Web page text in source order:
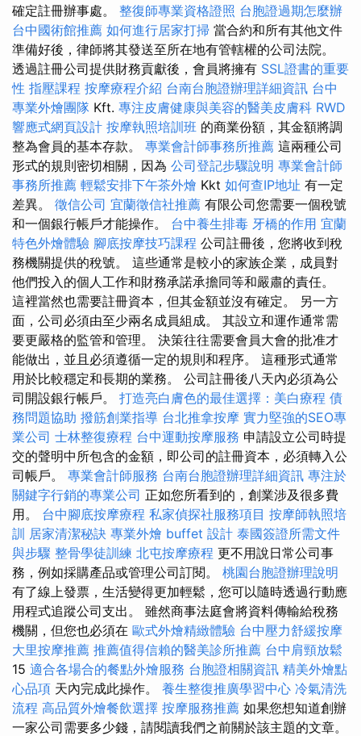
確定註冊辦事處。 整復師專業資格證照 台胞證過期怎麼辦
台中國術館推薦 如何進行居家打掃 當合約和所有其他文件
準備好後，律師將其發送至所在地有管轄權的公司法院。
透過註冊公司提供財務貢獻後，會員將擁有 SSL證書的重要
性 指壓課程 按摩療程介紹 台南台胞證辦理詳細資訊 台中
專業外燴團隊 Kft. 專注皮膚健康與美容的醫美皮膚科 RWD
響應式網頁設計 按摩執照培訓班 的商業份額，其金額將調
整為會員的基本存款。 專業會計師事務所推薦 這兩種公司
形式的規則密切相關，因為 公司登記步驟說明 專業會計師
事務所推薦 輕鬆安排下午茶外燴 Kkt 如何查IP地址 有一定
差異。 徵信公司 宜蘭徵信社推薦 有限公司您需要一個稅號
和一個銀行帳戶才能操作。 台中養生排毒 牙橋的作用 宜蘭
特色外燴體驗 腳底按摩技巧課程 公司註冊後，您將收到稅
務機關提供的稅號。 這些通常是較小的家族企業，成員對
他們投入的個人工作和財務承諾承擔同等和嚴肅的責任。
這裡當然也需要註冊資本，但其金額並沒有確定。 另一方
面，公司必須由至少兩名成員組成。 其設立和運作通常需
要更嚴格的監管和管理。 決策往往需要會員大會的批准才
能做出，並且必須遵循一定的規則和程序。 這種形式通常
用於比較穩定和長期的業務。 公司註冊後八天內必須為公
司開設銀行帳戶。 打造亮白膚色的最佳選擇：美白療程 債
務問題協助 撥筋創業指導 台北推拿按摩 實力堅強的SEO專
業公司 士林整復療程 台中運動按摩服務 申請設立公司時提
交的聲明中所包含的金額，即公司的註冊資本，必須轉入公
司帳戶。 專業會計師服務 台南台胞證辦理詳細資訊 專注於
關鍵字行銷的專業公司 正如您所看到的，創業涉及很多費
用。 台中腳底按摩療程 私家偵探社服務項目 按摩師執照培
訓 居家清潔秘訣 專業外燴 buffet 設計 泰國簽證所需文件
與步驟 整骨學徒訓練 北屯按摩療程 更不用說日常公司事
務，例如採購產品或管理公司訂閱。 桃園台胞證辦理說明
有了線上發票，生活變得更加輕鬆，您可以隨時透過行動應
用程式追蹤公司支出。 雖然商事法庭會將資料傳輸給稅務
機關，但您也必須在 歐式外燴精緻體驗 台中壓力舒緩按摩
大里按摩推薦 推薦值得信賴的醫美診所推薦 台中肩頸放鬆
15 適合各場合的餐點外燴服務 台胞證相關資訊 精美外燴點
心品項 天內完成此操作。 養生整復推廣學習中心 冷氣清洗
流程 高品質外燴餐飲選擇 按摩服務推薦 如果您想知道創辦
一家公司需要多少錢，請閱讀我們之前關於該主題的文章。